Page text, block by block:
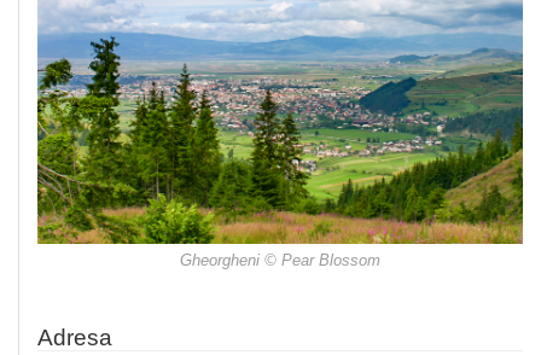
Gheorgheni © Pear Blossom
Adresa